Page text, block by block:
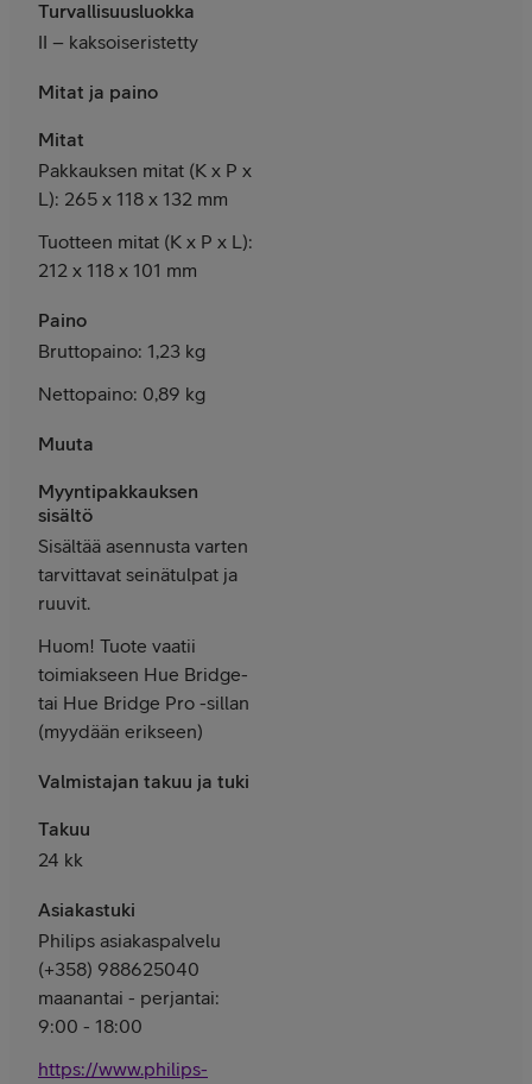
Turvallisuusluokka
II – kaksoiseristetty
Mitat ja paino
Mitat
Pakkauksen mitat (K x P x
L): 265 x 118 x 132 mm
Tuotteen mitat (K x P x L):
212 x 118 x 101 mm
Paino
Bruttopaino: 1,23 kg
Nettopaino: 0,89 kg
Muuta
Myyntipakkauksen
sisältö
Sisältää asennusta varten
tarvittavat seinätulpat ja
ruuvit.
Huom! Tuote vaatii
toimiakseen Hue Bridge-
tai Hue Bridge Pro -sillan
(myydään erikseen)
Valmistajan takuu ja tuki
Takuu
24 kk
Asiakastuki
Philips asiakaspalvelu
(+358) 988625040
maanantai - perjantai:
9:00 - 18:00
https://www.philips-